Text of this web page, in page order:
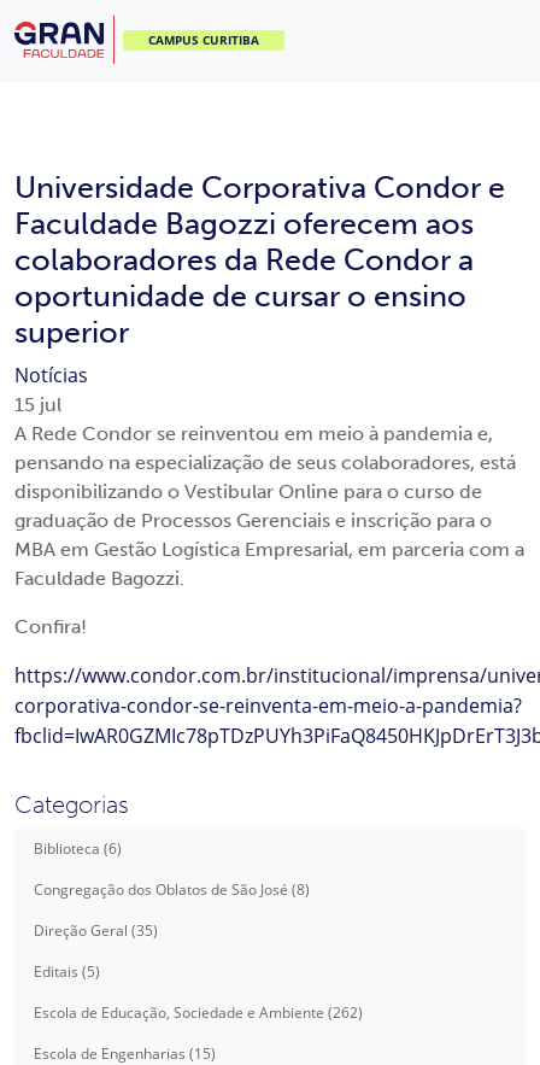
CAMPUS CURITIBA
Universidade Corporativa Condor e
Faculdade Bagozzi oferecem aos
colaboradores da Rede Condor a
oportunidade de cursar o ensino
superior
Notícias
15 jul
A Rede Condor se reinventou em meio à pandemia e,
pensando na especialização de seus colaboradores, está
disponibilizando o Vestibular Online para o curso de
graduação de Processos Gerenciais e inscrição para o
MBA em Gestão Logística Empresarial, em parceria com a
Faculdade Bagozzi.
Confira!
https://www.condor.com.br/institucional/imprensa/
corporativa-condor-se-reinventa-em-meio-a-pandemia?
Categorias
Biblioteca (6)
Congregação dos Oblatos de São José (8)
Direção Geral (35)
Editais (5)
Escola de Educação, Sociedade e Ambiente (262)
Escola de Engenharias (15)